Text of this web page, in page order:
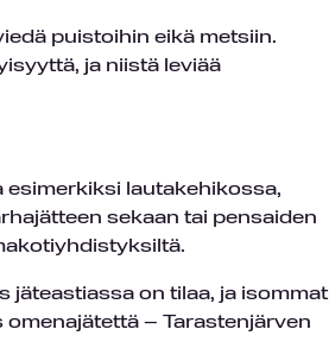
puistoihin eikä metsiin.
ja niistä leviää
esimerkiksi lautakehikossa,
sekaan tai pensaiden
jäteastiassa on tilaa, ja isommat
– Tarastenjärven